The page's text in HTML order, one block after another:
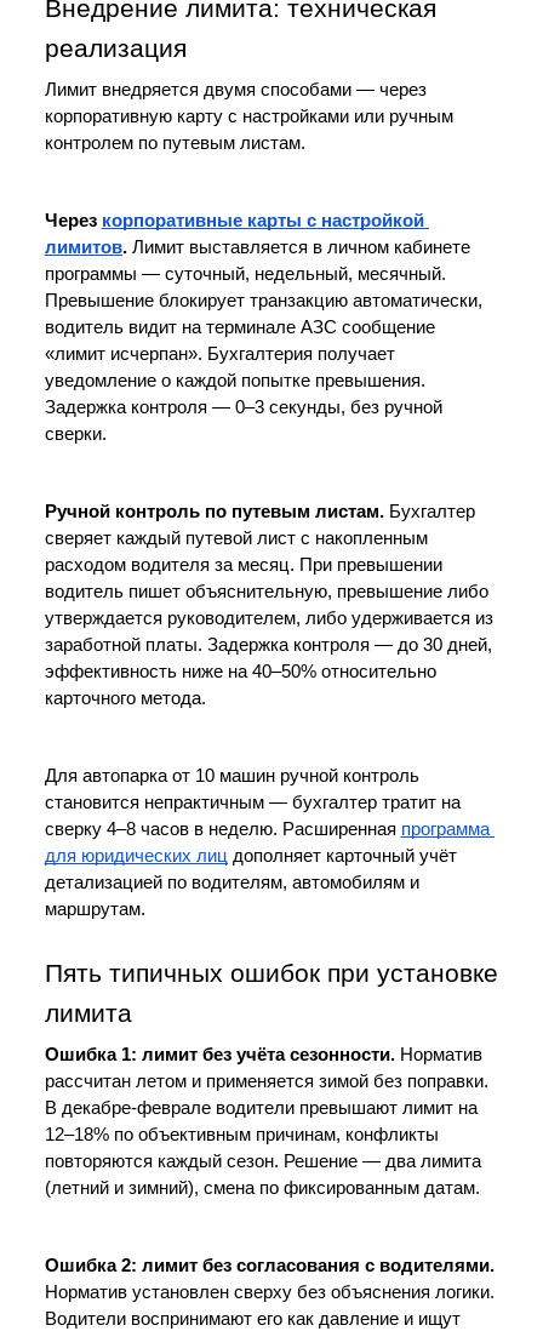
Внедрение лимита: техническая
реализация
Лимит внедряется двумя способами — через
корпоративную карту с настройками или ручным
контролем по путевым листам.
Через корпоративные карты с настройкой
лимитов. Лимит выставляется в личном кабинете
программы — суточный, недельный, месячный.
Превышение блокирует транзакцию автоматически,
водитель видит на терминале АЗС сообщение
«лимит исчерпан». Бухгалтерия получает
уведомление о каждой попытке превышения.
Задержка контроля — 0–3 секунды, без ручной
сверки.
Ручной контроль по путевым листам. Бухгалтер
сверяет каждый путевой лист с накопленным
расходом водителя за месяц. При превышении
водитель пишет объяснительную, превышение либо
утверждается руководителем, либо удерживается из
заработной платы. Задержка контроля — до 30 дней,
эффективность ниже на 40–50% относительно
карточного метода.
Для автопарка от 10 машин ручной контроль
становится непрактичным — бухгалтер тратит на
сверку 4–8 часов в неделю. Расширенная программа
для юридических лиц дополняет карточный учёт
детализацией по водителям, автомобилям и
маршрутам.
Пять типичных ошибок при установке
лимита
Ошибка 1: лимит без учёта сезонности. Норматив
рассчитан летом и применяется зимой без поправки.
В декабре-феврале водители превышают лимит на
12–18% по объективным причинам, конфликты
повторяются каждый сезон. Решение — два лимита
(летний и зимний), смена по фиксированным датам.
Ошибка 2: лимит без согласования с водителями.
Норматив установлен сверху без объяснения логики.
Водители воспринимают его как давление и ищут